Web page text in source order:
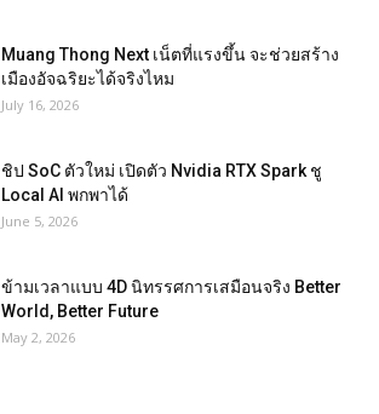
Muang Thong Next เน็ตที่แรงขึ้น จะช่วยสร้าง
เมืองอัจฉริยะได้จริงไหม
July 16, 2026
ชิป SoC ตัวใหม่ เปิดตัว Nvidia RTX Spark ชู
Local AI พกพาได้
June 5, 2026
ข้ามเวลาแบบ 4D นิทรรศการเสมือนจริง Better
World, Better Future
May 2, 2026